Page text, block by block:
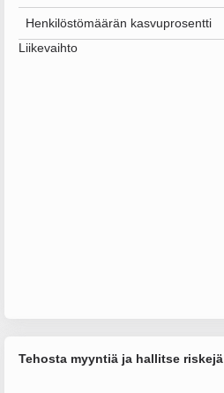
Henkilöstömäärän kasvuprosentti
Liikevaihto
Tehosta myyntiä ja hallitse riskejä